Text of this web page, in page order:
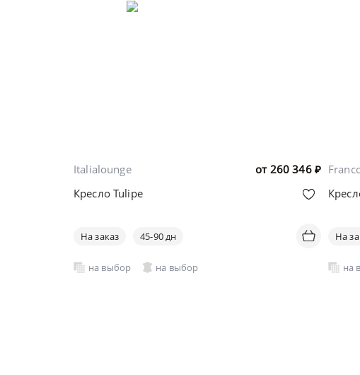
от 260 346 ₽
Italialounge
Кресло Tulipe
На заказ 45-90 дн
на выбор на выбор
На
на